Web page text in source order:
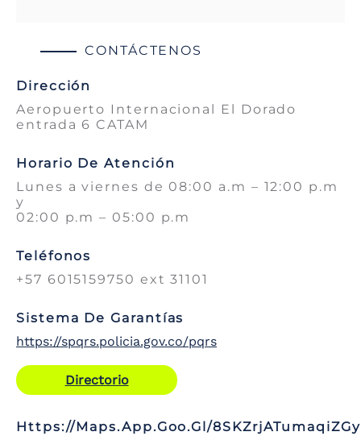
CONTÁCTENOS
Dirección
Aeropuerto Internacional El Dorado
entrada 6 CATAM
Horario De Atención
Lunes a viernes de 08:00 a.m – 12:00 p.m
y
02:00 p.m – 05:00 p.m
Teléfonos
+57 6015159750 ext 31101
Sistema De Garantías
https://spqrs.policia.gov.co/pqrs
Directorio
Https://maps.app.goo.gl/